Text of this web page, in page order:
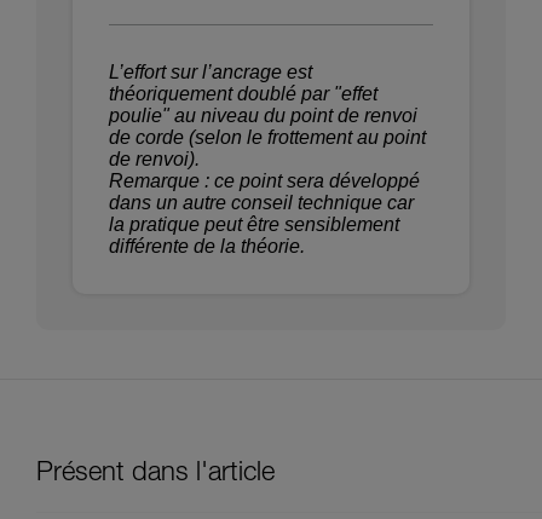
L’effort sur l’ancrage est
théoriquement doublé par "effet
poulie" au niveau du point de renvoi
de corde (selon le frottement au point
de renvoi).
Remarque : ce point sera développé
dans un autre conseil technique car
la pratique peut être sensiblement
différente de la théorie.
Présent dans l'article